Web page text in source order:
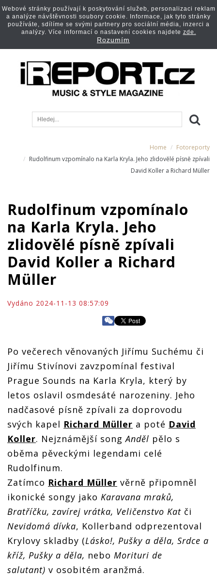
Home
Fotoreporty
Rudolfinum vzpomínalo na Karla Kryla. Jeho zlidovělé písně zpívali
David Koller a Richard Müller
Rudolfinum vzpomínalo
na Karla Kryla. Jeho
zlidovělé písně zpívali
David Koller a Richard
Müller
Vydáno 2024-11-13 08:57:09
Po večerech věnovaných Jiřímu Suchému či
Jiřímu Stivínovi zavzpomínal festival
Prague Sounds na Karla Kryla, který by
letos oslavil osmdesáté narozeniny. Jeho
nadčasové písně zpívali za doprovodu
svých kapel Richard Müller a poté David
Koller. Nejznámější songAnděl pělo s
oběma pěveckými legendami celé
Rudolfinum.
Zatímco Richard Müller věrně připomněl
ikonické songy jako Karavana mraků,
Bratříčku, zavírej vrátka, Veličenstvo Kat či
Nevidomá dívka, Kollerband odprezentoval
Krylovy skladby (Lásko!, Pušky a děla, Srdce a
kříž, Pušky a děla, nebo Morituri de
salutant) v osobitém aranžmá.
Webové stránky používají k poskytování služeb, personalizaci reklam
a analýze návštěvnosti soubory cookie. Informace, jak tyto stránky
používáte, sdílíme se svými partnery pro sociální média, inzerci a
analýzy. Více informací o nastavení cookies najdete zde.
Rozumím